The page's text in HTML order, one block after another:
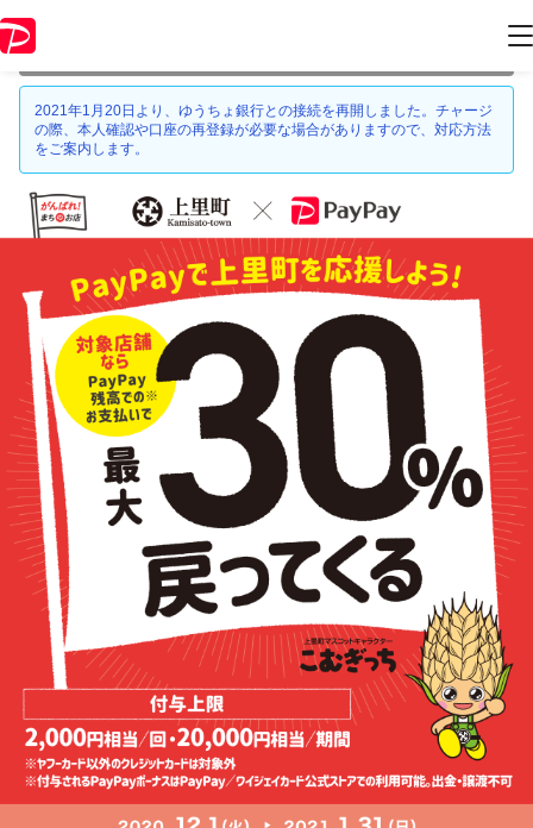
情報はキャンペーン終了時点のものになります。
2021年1月20日より、ゆうちょ銀行との接続を再開しました。チャージ
の際、本人確認や口座の再登録が必要な場合がありますので、対応方法
をご案内します。